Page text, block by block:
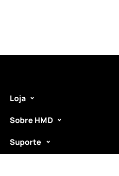
Loja
Sobre HMD
Suporte